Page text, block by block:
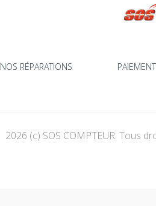
NOS RÉPARATIONS PAIEMENT
2026 (c) SOS COMPTEUR. Tous